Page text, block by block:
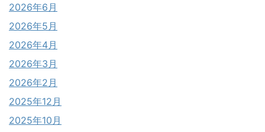
2026年6月
2026年5月
2026年4月
2026年3月
2026年2月
2025年12月
2025年10月